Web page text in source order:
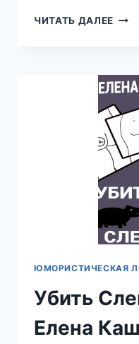
ЧИТАТЬ ДАЛЕЕ
ЮМОРИСТИЧЕСКАЯ
Убить
Елена